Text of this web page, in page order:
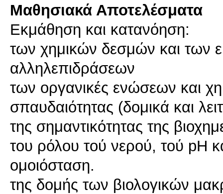
Μαθησιακά Αποτελέσματα
Εκμάθηση και κατανόηση:
των χημικών δεσμών και των
αλληλεπιδράσεων
των οργανικές ενώσεων και
σπαυδαιότητας (δομικά και
της σημαντικότητας της
του ρόλου τού νερού, τού pH
ομοιόσταση.
της δομής των βιολογικών